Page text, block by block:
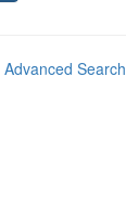
Advanced Search